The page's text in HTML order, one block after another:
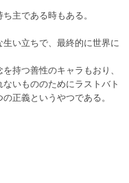
主である時もある。
い立ちで、最終的に世界に
持つ善性のキャラもおり、
いもののためにラストバト
正義というやつである。